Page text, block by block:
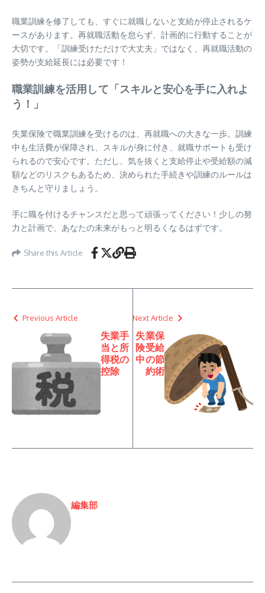
職業訓練を修了しても、すぐに就職しないと支給が停止されるケ
ースがあります。再就職活動を怠らず、計画的に行動することが
大切です。「訓練受けただけで大丈夫」ではなく、再就職活動の
姿勢が支給延長には必要です！
職業訓練を活用して「スキルと安心を手に入れよ
う！」
失業保険で職業訓練を受けるのは、再就職への大きな一歩。訓練
中も生活費が保障され、スキルが身に付き、就職サポートも受け
られるので安心です。ただし、気を抜くと支給停止や受給額の減
額などのリスクもあるため、決められた手続きや訓練のルールは
きちんと守りましょう。
手に職を付けるチャンスだと思って頑張ってください！少しの努
力と計画で、あなたの未来がもっと明るくなるはずです。
Share this Article
Previous Article
失業手
当と所
得税の
控除
Next Article
失業保
険受給
中の節
約術
編集部